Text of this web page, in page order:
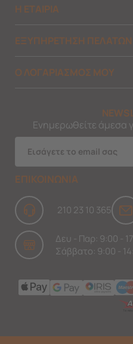
Η ΕΤΑΙΡΙΑ
ΕΞΥΠΗΡΕΤΗΣΗ ΠΕΛΑΤΩΝ
Ο ΛΟΓΑΡΙΑΣΜΟΣ ΜΟΥ
Ενημερωθείτε άμεσα
ΕΠΙΚΟΙΝΩΝΙΑ
210 23 10 365
Δευ - Παρ: 9:00 -
Σάββατο: 9:00 -